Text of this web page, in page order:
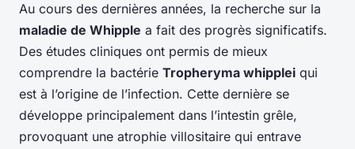
Au cours des dernières années, la recherche sur la
maladie de Whipple a fait des progrès significatifs.
Des études cliniques ont permis de mieux
comprendre la bactérie Tropheryma whipplei qui
est à l’origine de l’infection. Cette dernière se
développe principalement dans l’intestin grêle,
provoquant une atrophie villositaire qui entrave